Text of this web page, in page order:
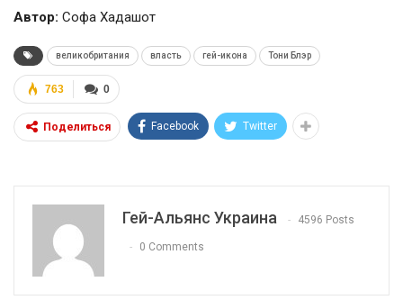
Автор: Софа Хадашот
великобритания власть гей-икона Тони Блэр
0
763
Поделиться Facebook Twitter
Гей-Альянс Украина 4596 Posts
0 Comments